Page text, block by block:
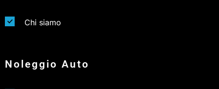
Chi siamo
Noleggio Auto